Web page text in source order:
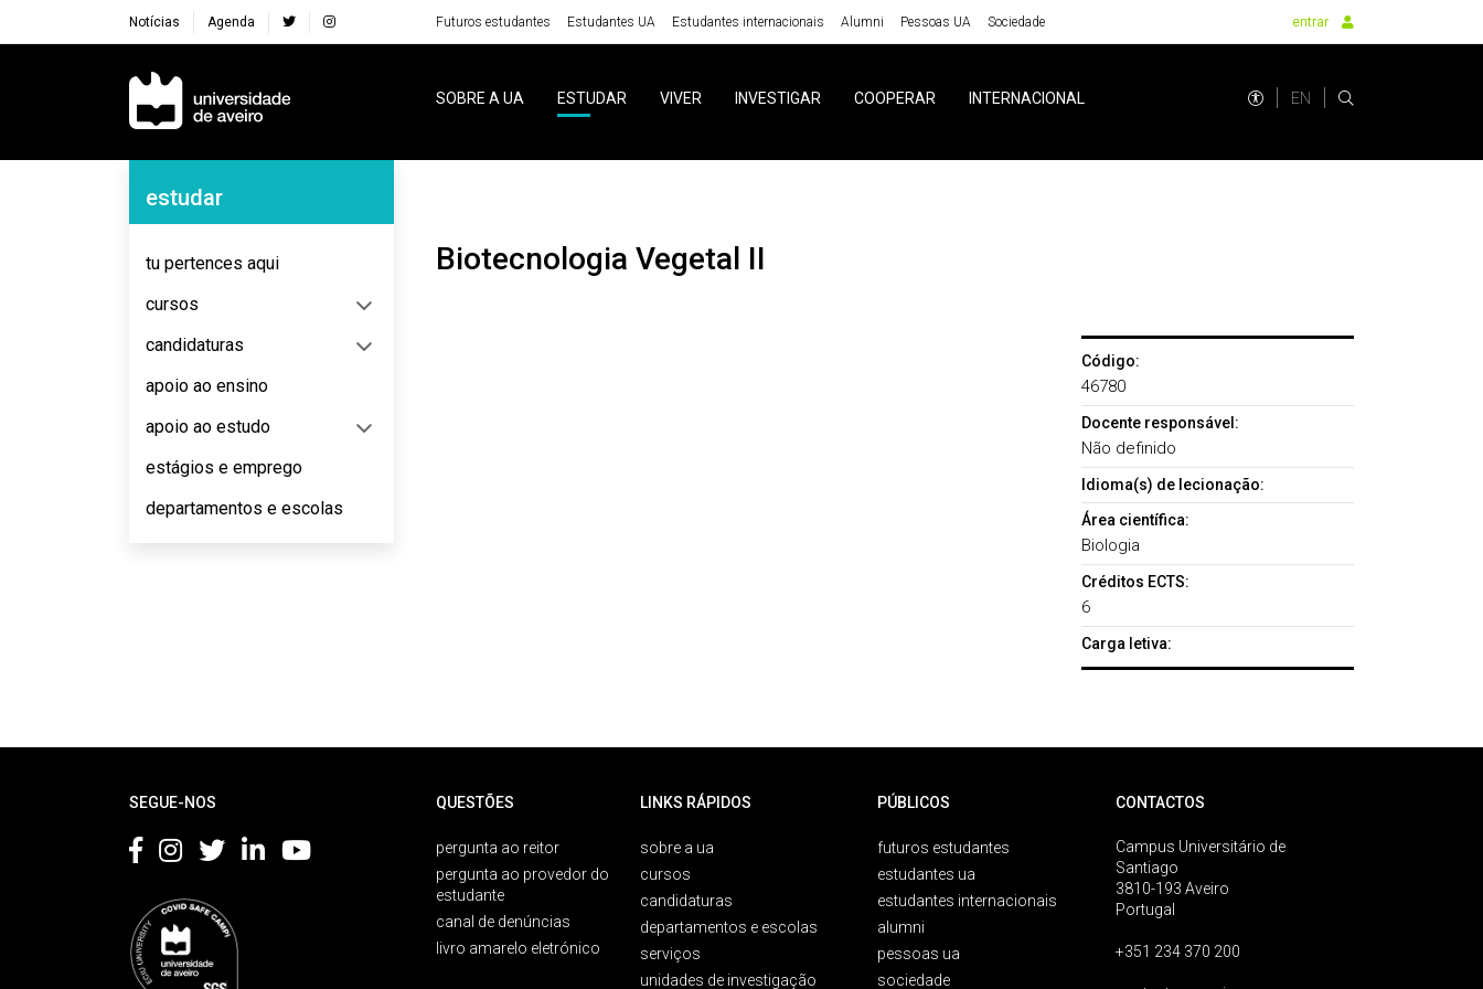
Notícias Agenda Futuros estudantes Estudantes UA Estudantes internacionais Alumni Pessoas UA Sociedade entrar
Navegação Principal
SOBRE A UA ESTUDAR VIVER INVESTIGAR COOPERAR INTERNACIONAL EN
Navegação Lateral
estudar
tu pertences aqui
cursos
candidaturas
apoio ao ensino
apoio ao estudo
estágios e emprego
departamentos e escolas
Biotecnologia Vegetal II
Código:
46780
Docente responsável:
Não definido
Idioma(s) de lecionação:
Área científica:
Biologia
Créditos ECTS:
6
Carga letiva:
SEGUE-NOS QUESTÕES
pergunta ao reitor
pergunta ao provedor do
estudante
canal de denúncias
livro amarelo eletrónico
LINKS RÁPIDOS
sobre a ua
cursos
candidaturas
departamentos e escolas
serviços
unidades de investigação
PÚBLICOS
futuros estudantes
estudantes ua
estudantes internacionais
alumni
pessoas ua
sociedade
CONTACTOS
Campus Universitário de
Santiago
3810-193 Aveiro
Portugal
+351 234 370 200